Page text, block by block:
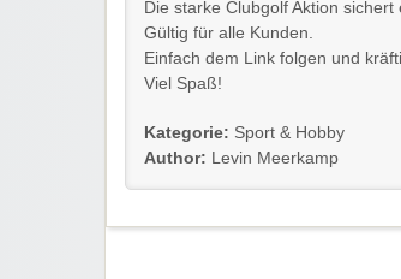
Die starke Clubgolf Aktion
Gültig für alle Kunden.
Einfach dem Link folgen und
Viel Spaß!
Kategorie: Sport & Hobby
Author: Levin Meerkamp